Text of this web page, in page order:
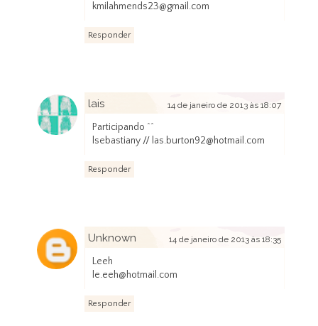
kmilahmends23@gmail.com
Responder
lais 14 de janeiro de 2013 às 18:07
Participando ^^
lsebastiany // las.burton92@hotmail.com
Responder
Unknown 14 de janeiro de 2013 às 18:35
Leeh
le.eeh@hotmail.com
Responder